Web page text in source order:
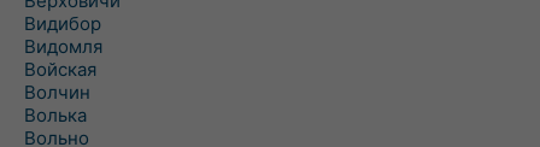
Видибор
Видомля
Войская
Волчин
Волька
Вольно